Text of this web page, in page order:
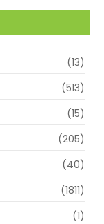
(13)
(513)
(15)
(205)
(40)
(1811)
(1)